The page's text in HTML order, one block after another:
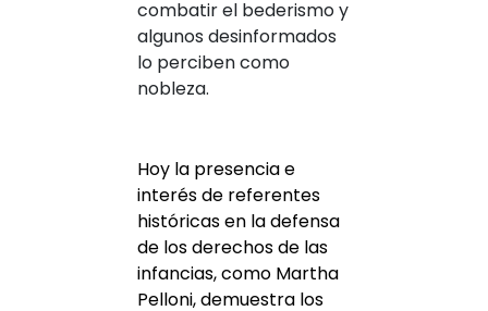
combatir el bederismo y
algunos desinformados
lo perciben como
nobleza.
Hoy la presencia e
interés de referentes
históricas en la defensa
de los derechos de las
infancias, como Martha
Pelloni, demuestra los